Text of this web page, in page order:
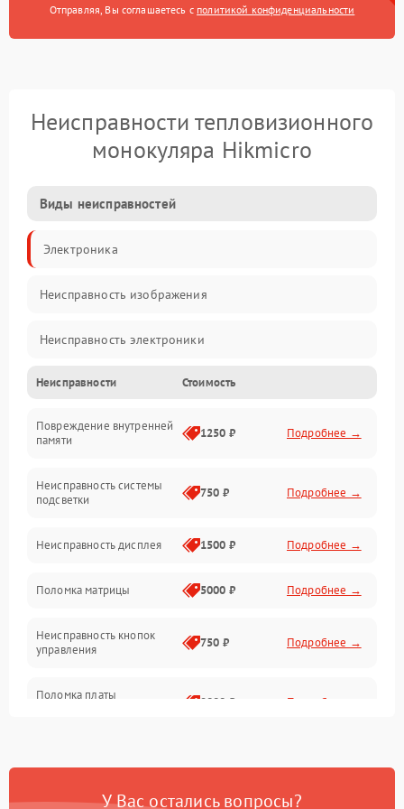
Отправляя, Вы соглашаетесь с политикой конфиденциальности
Неисправности тепловизионного
монокуляра Hikmicro
Виды неисправностей
Электроника
Неисправность изображения
Неисправность электроники
Электропитание
Матрица
Оптика
Неисправности Стоимость
Повреждение внутренней
памяти
1250 ₽ Подробнее →
Неисправность системы
подсветки
750 ₽ Подробнее →
Неисправность дисплея 1500 ₽ Подробнее →
Поломка матрицы 5000 ₽ Подробнее →
Неисправность кнопок
управления
750 ₽ Подробнее →
Поломка платы
2000 ₽ Подробнее →
аккумулятора
У Вас остались вопросы?